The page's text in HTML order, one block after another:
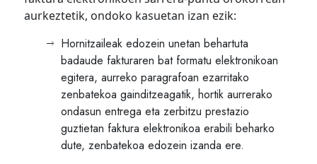
aurkeztetik, ondoko kasuetan izan ezik:
Hornitzaileak edozein unetan behartuta
badaude fakturaren bat formatu elektronikoan
egitera, aurreko paragrafoan ezarritako
zenbatekoa gainditzeagatik, hortik aurrerako
ondasun entrega eta zerbitzu prestazio
guztietan faktura elektronikoa erabili beharko
dute, zenbatekoa edozein izanda ere.